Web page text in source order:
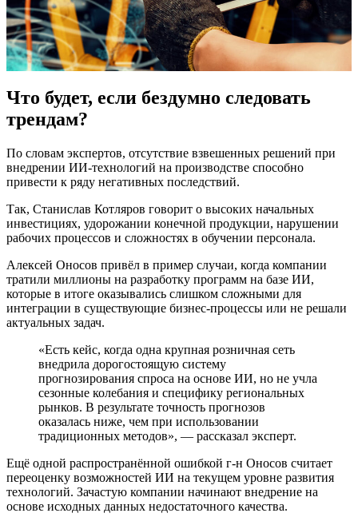
Что будет, если бездумно следовать
трендам?
По словам экспертов, отсутствие взвешенных решений при
внедрении ИИ-технологий на производстве способно
привести к ряду негативных последствий.
Так, Станислав Котляров говорит о высоких начальных
инвестициях, удорожании конечной продукции, нарушении
рабочих процессов и сложностях в обучении персонала.
Алексей Оносов привёл в пример случаи, когда компании
тратили миллионы на разработку программ на базе ИИ,
которые в итоге оказывались слишком сложными для
интеграции в существующие бизнес-процессы или не решали
актуальных задач.
«Есть кейс, когда одна крупная розничная сеть
внедрила дорогостоящую систему
прогнозирования спроса на основе ИИ, но не учла
сезонные колебания и специфику региональных
рынков. В результате точность прогнозов
оказалась ниже, чем при использовании
традиционных методов», — рассказал эксперт.
Ещё одной распространённой ошибкой г-н Оносов считает
переоценку возможностей ИИ на текущем уровне развития
технологий. Зачастую компании начинают внедрение на
основе исходных данных недостаточного качества.